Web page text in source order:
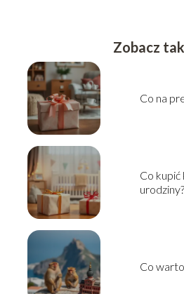
Zobacz
Co na
Co kupić
urodziny?
Co